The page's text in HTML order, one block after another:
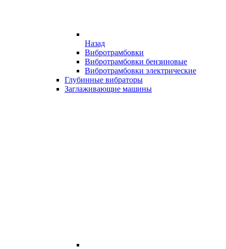
Назад
Вибротрамбовки
Вибротрамбовки бензиновые
Вибротрамбовки электрические
Глубинные вибраторы
Заглаживающие машины